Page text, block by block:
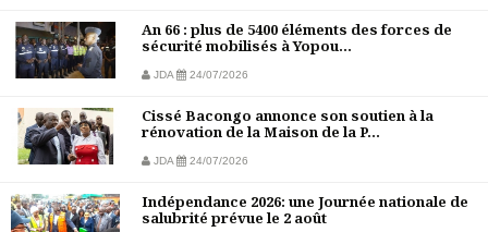
An 66 : plus de 5400 éléments des forces de
sécurité mobilisés à Yopou...
JDA 24/07/2026
Cissé Bacongo annonce son soutien à la
rénovation de la Maison de la P...
JDA 24/07/2026
Indépendance 2026: une Journée nationale de
salubrité prévue le 2 août